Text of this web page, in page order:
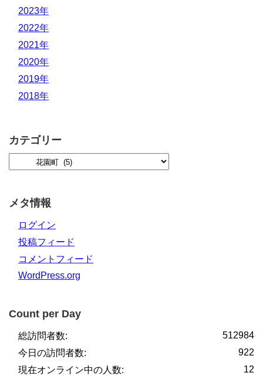
2023年
2022年
2021年
2020年
2019年
2018年
カテゴリー
メタ情報
ログイン
投稿フィード
コメントフィード
WordPress.org
Count per Day
512984
総訪問者数:
922
今日の訪問者数:
12
現在オンライン中の人数: